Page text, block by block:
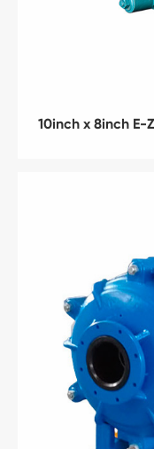
10inch x 8inch E-